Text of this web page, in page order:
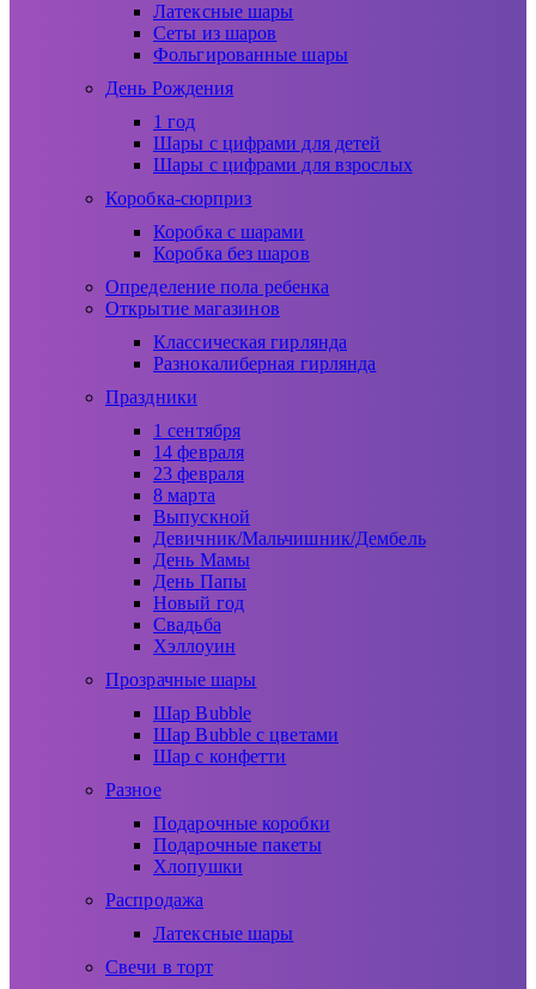
Латексные шары
Сеты из шаров
Фольгированные шары
День Рождения
1 год
Шары с цифрами для детей
Шары с цифрами для взрослых
Коробка-сюрприз
Коробка с шарами
Коробка без шаров
Определение пола ребенка
Открытие магазинов
Классическая гирлянда
Разнокалиберная гирлянда
Праздники
1 сентября
14 февраля
23 февраля
8 марта
Выпускной
Девичник/Мальчишник/Дембель
День Мамы
День Папы
Новый год
Свадьба
Хэллоуин
Прозрачные шары
Шар Bubble
Шар Bubble с цветами
Шар с конфетти
Разное
Подарочные коробки
Подарочные пакеты
Хлопушки
Распродажа
Латексные шары
Свечи в торт